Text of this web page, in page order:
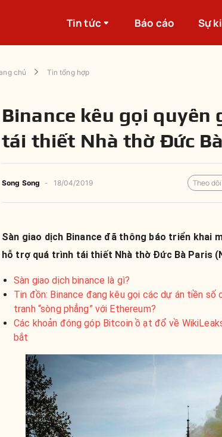
Tin tức Báo cáo Sự
chủ Tin tổng hợp
Binance kêu gọi quyên
tái thiết Nhà thờ Đức Bà
Song Song - 18/04/2019 Theo
Sàn giao dịch Binance đã thông báo triển khai
hỗ trợ quá trình tái thiết Nhà thờ Đức Bà Paris
Sàn giao dịch binance là gì?
Tin đồn: Binance đang kêu gọi các dự án tiền số
tranh “sòng phẳng” với Ethereum?
Các khoản đóng góp Bitcoin ồ ạt đổ về
bắt